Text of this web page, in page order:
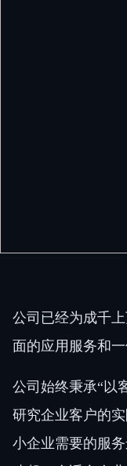
公司已经为成千
面的应用服务和一
公司始终秉承“以
研究企业客户的
小企业需要的服